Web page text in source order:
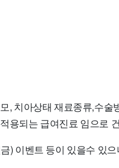
, 치아상태 재료종류,수
용되는 급여진료 임으로
) 이벤트 등이 있을수 있